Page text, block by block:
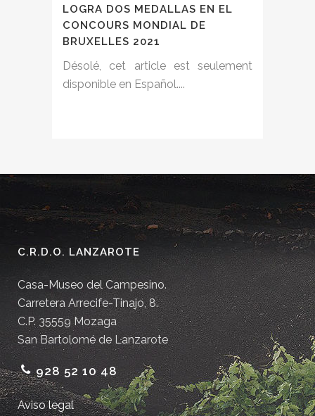
LOGRA DOS MEDALLAS EN EL
CONCOURS MONDIAL DE
BRUXELLES 2021
Désolé, cet article est seulement
disponible en Español....
C.R.D.O. LANZAROTE
Casa-Museo del Campesino.
Carretera Arrecife-Tinajo, 8.
C.P. 35559 Mozaga
San Bartolomé de Lanzarote
928 52 10 48
Aviso legal